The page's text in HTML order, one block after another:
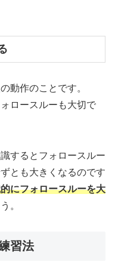
動作のことです。
ロースルーも大切で
するとフォロースルー
とも大きくなるのです
にフォロースルーを大
。
習法